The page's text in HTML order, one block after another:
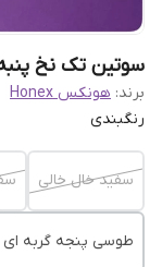
سوتین تک نخ
برند: هونکس Honex
رنگبندی
سفید خال خالی
طوسی پنجه گربه ای